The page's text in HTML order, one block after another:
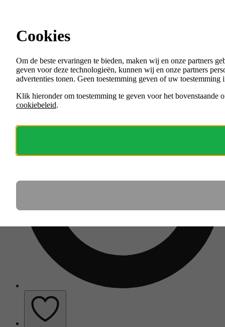
Menu
VACATURES
ORGANISATIES
Cookies
Om de beste ervaringen te bieden, maken wij en onze partners
geven voor deze technologieën, kunnen wij en onze partners
advertenties tonen. Geen toestemming geven of uw
Klik hieronder om toestemming te geven voor het bovenstaande
cookiebeleid.